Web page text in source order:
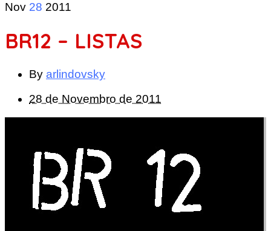
Nov 28 2011
BR12 – LISTAS
By arlindovsky
28 de Novembro de 2011